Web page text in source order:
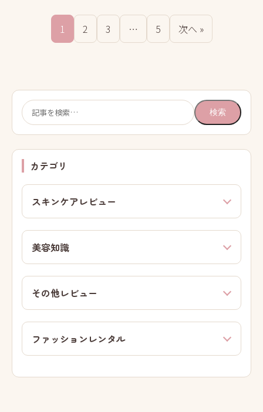
1 2 3 … 5 次へ »
検
索:
検索
カテゴリ
スキンケアレビュー
美容知識
その他レビュー
ファッションレンタル